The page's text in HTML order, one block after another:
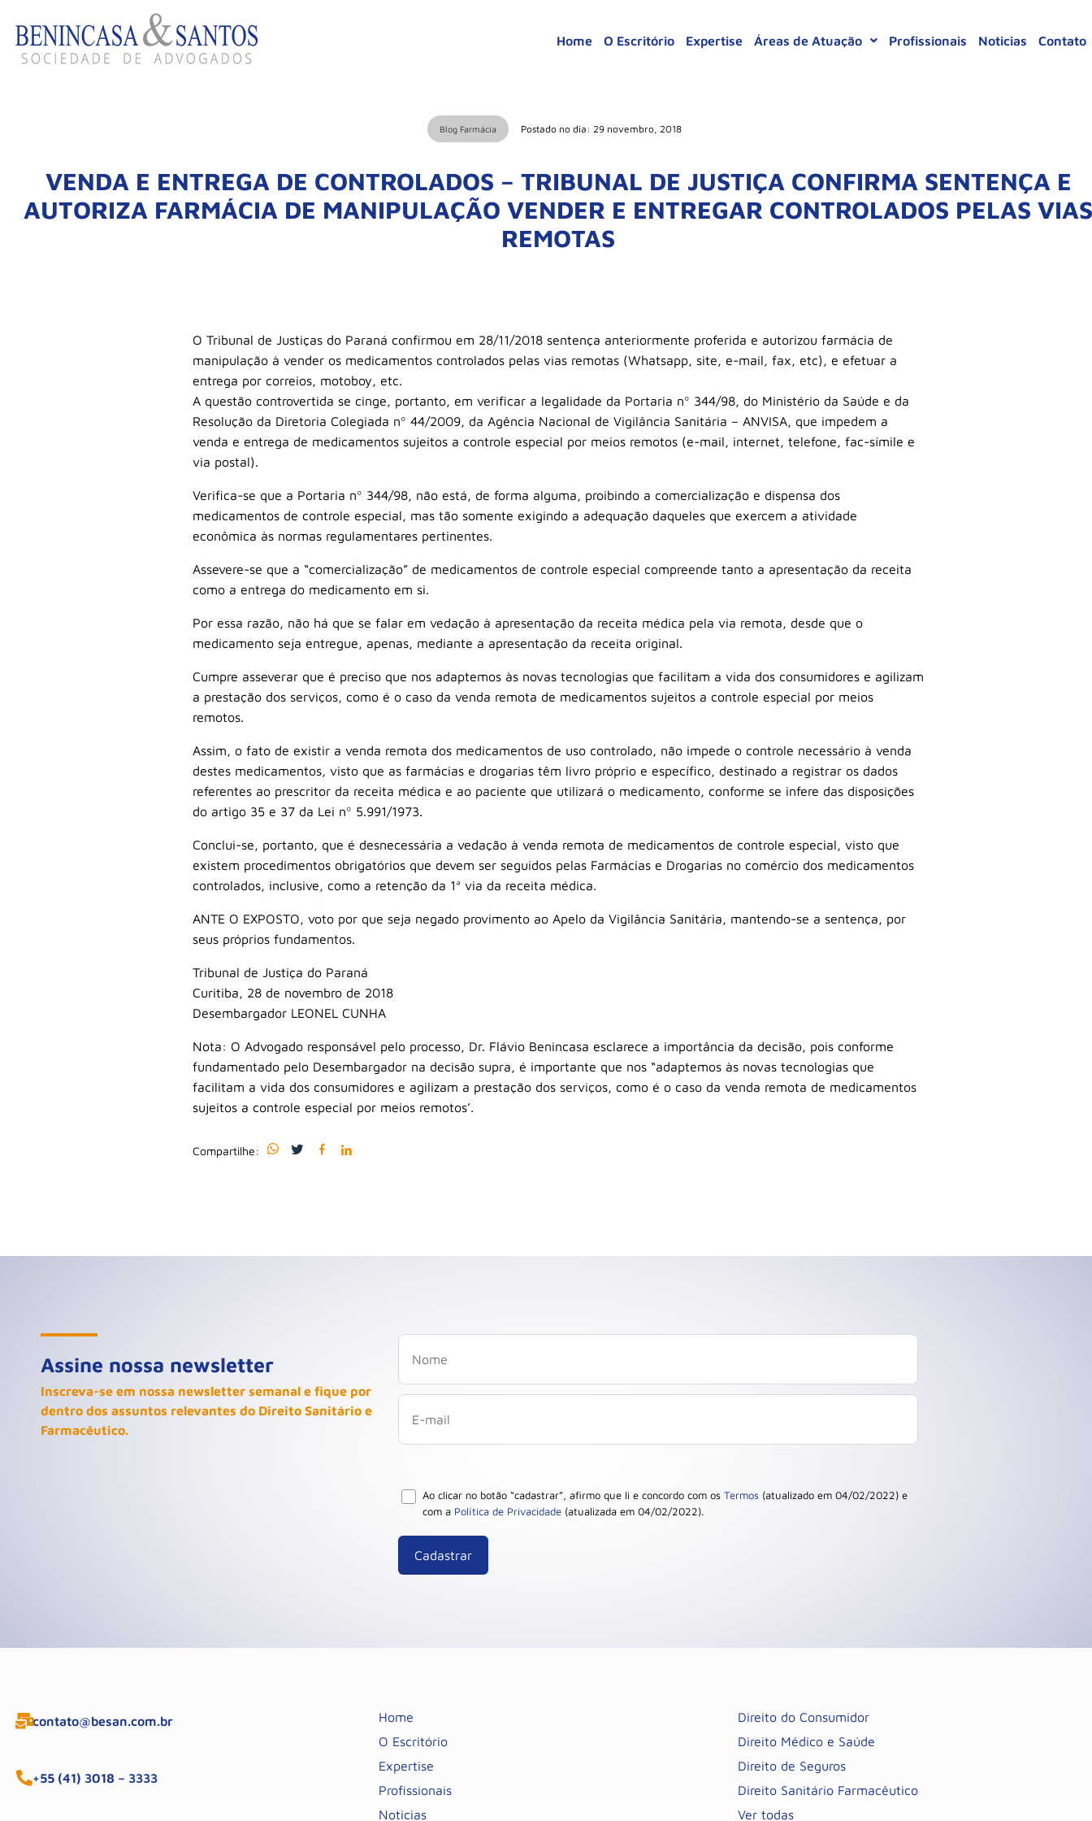
Home O Escritório Expertise Áreas de Atuação Profissionais Noticias Contato
Blog Farmácia Postado no dia: 29 novembro, 2018
VENDA E ENTREGA DE CONTROLADOS – TRIBUNAL DE JUSTIÇA CONFIRMA SENTENÇA E
AUTORIZA FARMÁCIA DE MANIPULAÇÃO VENDER E ENTREGAR CONTROLADOS PELAS VIAS
REMOTAS
O Tribunal de Justiças do Paraná confirmou em 28/11/2018 sentença anteriormente proferida e autorizou farmácia de
manipulação à vender os medicamentos controlados pelas vias remotas (Whatsapp, site, e-mail, fax, etc), e efetuar a
entrega por correios, motoboy, etc.
A questão controvertida se cinge, portanto, em verificar a legalidade da Portaria nº 344/98, do Ministério da Saúde e da
Resolução da Diretoria Colegiada nº 44/2009, da Agência Nacional de Vigilância Sanitária – ANVISA, que impedem a
venda e entrega de medicamentos sujeitos a controle especial por meios remotos (e-mail, internet, telefone, fac-símile e
via postal).
Verifica-se que a Portaria nº 344/98, não está, de forma alguma, proibindo a comercialização e dispensa dos
medicamentos de controle especial, mas tão somente exigindo a adequação daqueles que exercem a atividade
econômica às normas regulamentares pertinentes.
Assevere-se que a “comercialização” de medicamentos de controle especial compreende tanto a apresentação da receita
como a entrega do medicamento em si.
Por essa razão, não há que se falar em vedação à apresentação da receita médica pela via remota, desde que o
medicamento seja entregue, apenas, mediante a apresentação da receita original.
Cumpre asseverar que é preciso que nos adaptemos às novas tecnologias que facilitam a vida dos consumidores e agilizam
a prestação dos serviços, como é o caso da venda remota de medicamentos sujeitos a controle especial por meios
remotos.
Assim, o fato de existir a venda remota dos medicamentos de uso controlado, não impede o controle necessário à venda
destes medicamentos, visto que as farmácias e drogarias têm livro próprio e específico, destinado a registrar os dados
referentes ao prescritor da receita médica e ao paciente que utilizará o medicamento, conforme se infere das disposições
do artigo 35 e 37 da Lei nº 5.991/1973.
Conclui-se, portanto, que é desnecessária a vedação à venda remota de medicamentos de controle especial, visto que
existem procedimentos obrigatórios que devem ser seguidos pelas Farmácias e Drogarias no comércio dos medicamentos
controlados, inclusive, como a retenção da 1ª via da receita médica.
ANTE O EXPOSTO, voto por que seja negado provimento ao Apelo da Vigilância Sanitária, mantendo-se a sentença, por
seus próprios fundamentos.
Tribunal de Justiça do Paraná
Curitiba, 28 de novembro de 2018
Desembargador LEONEL CUNHA
Nota: O Advogado responsável pelo processo, Dr. Flávio Benincasa esclarece a importância da decisão, pois conforme
fundamentado pelo Desembargador na decisão supra, é importante que nos “adaptemos às novas tecnologias que
facilitam a vida dos consumidores e agilizam a prestação dos serviços, como é o caso da venda remota de medicamentos
sujeitos a controle especial por meios remotos’.
Compartilhe:
Assine nossa newsletter
Inscreva-se em nossa newsletter semanal e fique por
dentro dos assuntos relevantes do Direito Sanitário e
Farmacêutico.
Ao clicar no botão “cadastrar”, afirmo que li e concordo com os Termos (atualizado em 04/02/2022) e
com a Política de Privacidade (atualizada em 04/02/2022).
contato@besan.com.br
+55 (41) 3018 – 3333
Home
O Escritório
Expertise
Profissionais
Noticias
Direito do Consumidor
Direito Médico e Saúde
Direito de Seguros
Direito Sanitário Farmacêutico
Ver todas